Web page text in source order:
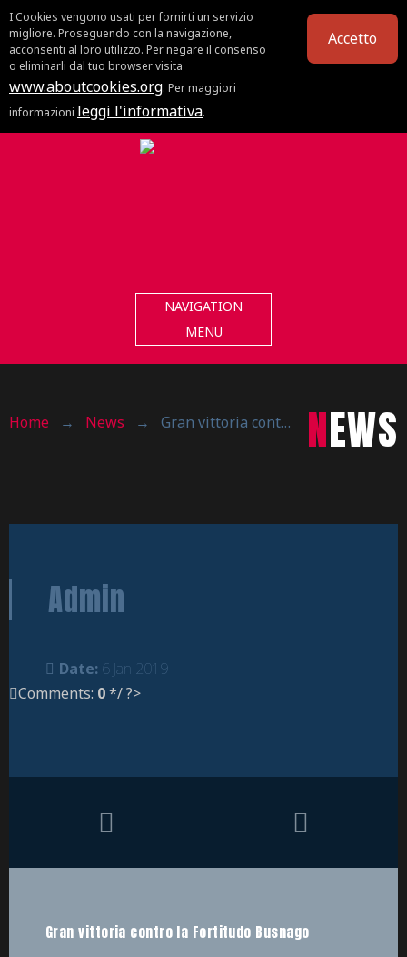
I Cookies vengono usati per fornirti un servizio
migliore. Proseguendo con la navigazione,
acconsenti al loro utilizzo. Per negare il consenso
o eliminarli dal tuo browser visita
www.aboutcookies.org. Per maggiori
informazioni leggi l'informativa.
Accetto
NAVIGATION
MENU
Home → News → Gran vittoria contro la Fortitudo Busnago NEWS
Admin
Date: 6 Jan 2019
Comments: 0*/ ?>
Gran vittoria contro la Fortitudo Busnago